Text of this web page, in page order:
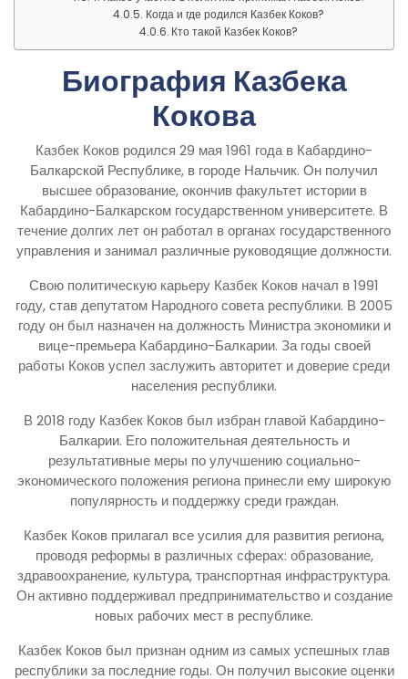
Когда и где родился Казбек Коков?
Кто такой Казбек Коков?
Биография Казбека
Кокова
Казбек Коков родился 29 мая 1961 года в Кабардино-
Балкарской Республике, в городе Нальчик. Он получил
высшее образование, окончив факультет истории в
Кабардино-Балкарском государственном университете. В
течение долгих лет он работал в органах государственного
управления и занимал различные руководящие должности.
Свою политическую карьеру Казбек Коков начал в 1991
году, став депутатом Народного совета республики. В 2005
году он был назначен на должность Министра экономики и
вице-премьера Кабардино-Балкарии. За годы своей
работы Коков успел заслужить авторитет и доверие среди
населения республики.
В 2018 году Казбек Коков был избран главой Кабардино-
Балкарии. Его положительная деятельность и
результативные меры по улучшению социально-
экономического положения региона принесли ему широкую
популярность и поддержку среди граждан.
Казбек Коков прилагал все усилия для развития региона,
проводя реформы в различных сферах: образование,
здравоохранение, культура, транспортная инфраструктура.
Он активно поддерживал предпринимательство и создание
новых рабочих мест в республике.
Казбек Коков был признан одним из самых успешных глав
республики за последние годы. Он получил высокие оценки